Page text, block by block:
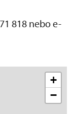
818 nebo e-
+
−